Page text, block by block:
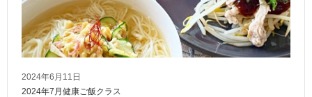
2024年6月11日
2024年7月健康ご飯クラス